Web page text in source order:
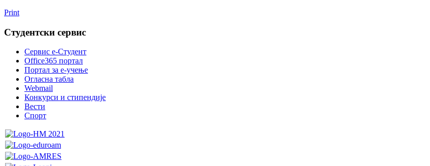
Print
Студентски сервис
Сервис е-Студент
Office365 портал
Портал за е-учење
Огласна табла
Webmail
Конкурси и стипендије
Вести
Спорт